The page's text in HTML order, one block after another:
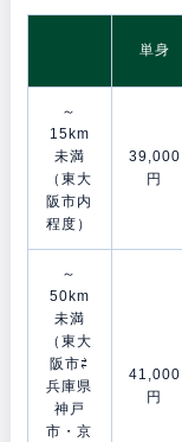
単身
～
15km
未満
（東大
阪市内
程度）
39,000
円
～
50km
未満
（東大
阪市⇄
兵庫県
神戸
市・京
41,000
円